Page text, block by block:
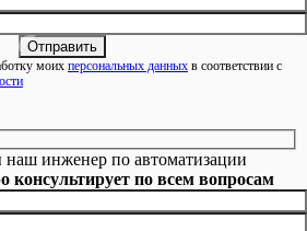
моих персональных данных в соответствии с
инженер по автоматизации
консультирует по всем вопросам